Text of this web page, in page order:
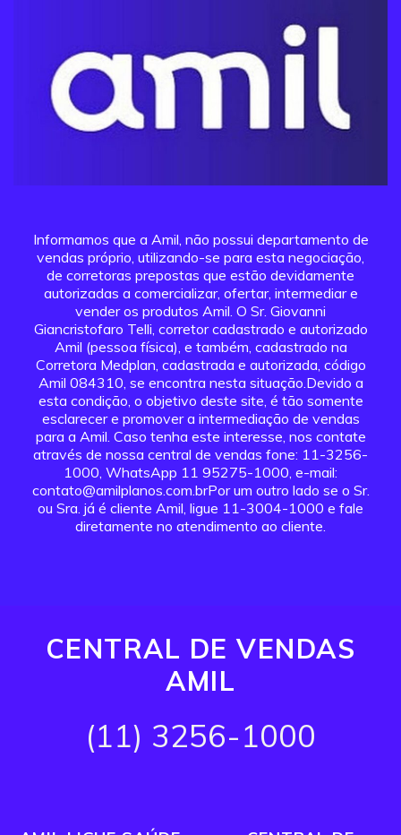
Informamos que a Amil, não possui departamento de
vendas próprio, utilizando-se para esta negociação,
de corretoras prepostas que estão devidamente
autorizadas a comercializar, ofertar, intermediar e
vender os produtos Amil. O Sr. Giovanni
Giancristofaro Telli, corretor cadastrado e autorizado
Amil (pessoa física), e também, cadastrado na
Corretora Medplan, cadastrada e autorizada, código
Amil 084310, se encontra nesta situação.Devido a
esta condição, o objetivo deste site, é tão somente
esclarecer e promover a intermediação de vendas
para a Amil. Caso tenha este interesse, nos contate
através de nossa central de vendas fone: 11-3256-
1000, WhatsApp 11 95275-1000, e-mail:
contato@amilplanos.com.brPor um outro lado se o Sr.
ou Sra. já é cliente Amil, ligue 11-3004-1000 e fale
diretamente no atendimento ao cliente.
CENTRAL DE VENDAS
AMIL
(11) 3256-1000